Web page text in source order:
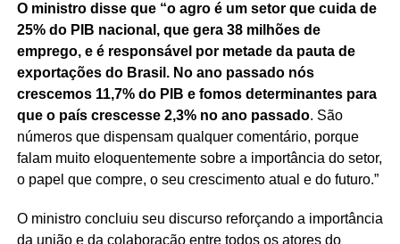
O ministro disse que “o agro é um setor que cuida de
25% do PIB nacional, que gera 38 milhões de
emprego, e é responsável por metade da pauta de
exportações do Brasil. No ano passado nós
crescemos 11,7% do PIB e fomos determinantes para
que o país crescesse 2,3% no ano passado. São
números que dispensam qualquer comentário, porque
falam muito eloquentemente sobre a importância do setor,
o papel que compre, o seu crescimento atual e do futuro.”
O ministro concluiu seu discurso reforçando a importância
da união e da colaboração entre todos os atores do